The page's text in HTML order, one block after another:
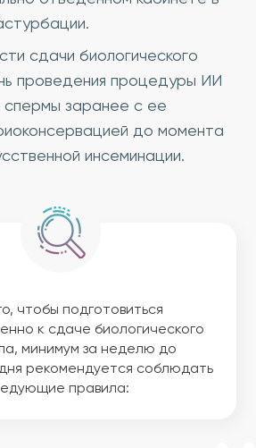
сдачи биологического
проведения процедуры ИИ
заранее с ее
до момента
инсеминации.
чтобы подготовиться
к сдаче биологического
минимум за неделю до
рекомендуется соблюдать
правила: